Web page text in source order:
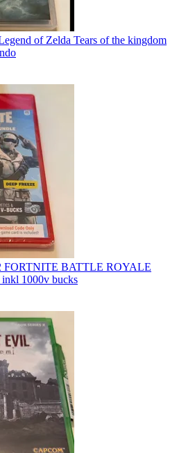
of Zelda Tears of the kingdom
FORTNITE BATTLE ROYALE
1000v bucks